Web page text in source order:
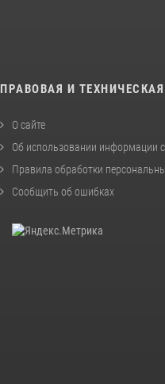
ПРАВОВАЯ И
О сайте
Об использовании информации
Правила обработки
Сообщить об ошибках